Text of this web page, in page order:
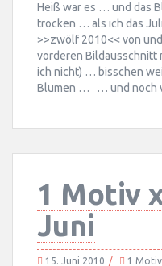
Heiß war es … und das
trocken … als ich das
>>zwölf 2010<< von
vorderen Bildausschnitt
ich nicht) … bisschen
Blumen … … und noch
1 Motiv
Juni
15. Juni 2010 1